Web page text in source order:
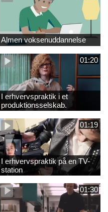
Almen voksenuddannelse
01:20
I erhvervspraktik i et
produktionsselskab.
01:19
I erhvervspraktik på en TV-
station
01:30